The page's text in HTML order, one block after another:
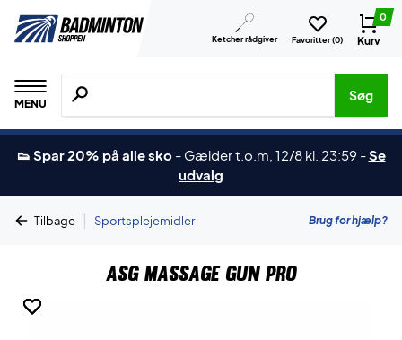
Ketcher rådgiver Favoritter (0)
0
Kurv
MENU
Søg efter produkter, mærker etc.
Søg
👟 Spar 20% på alle sko - Gælder t.o.m, 12/8 kl. 23:59 -Se
udvalg
Tilbage | Sportsplejemidler Brug for hjælp?
ASG Massage Gun Pro